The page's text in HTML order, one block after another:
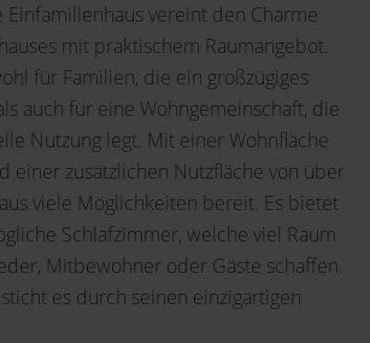
Einfamilienhaus vereint den Charme
mit praktischem Raumangebot.
für Familien, die ein großzügiges
auch für eine Wohngemeinschaft, die
Nutzung legt. Mit einer Wohnfläche
einer zusätzlichen Nutzfläche von über
viele Möglichkeiten bereit. Es bietet
Schlafzimmer, welche viel Raum
Mitbewohner oder Gäste schaffen.
es durch seinen einzigartigen